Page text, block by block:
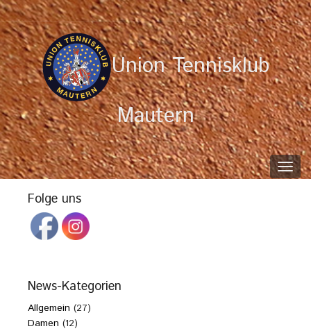
Union Tennisklub
Mautern
Folge uns
News-Kategorien
Allgemein (27)
Damen (12)